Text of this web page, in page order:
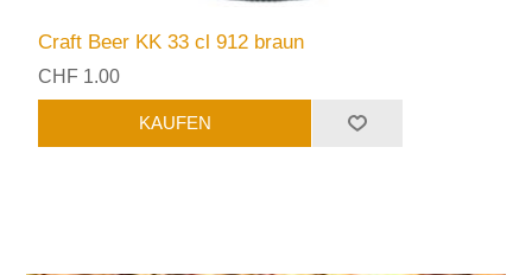
Craft Beer KK 33 cl 912 braun
CHF 1.00